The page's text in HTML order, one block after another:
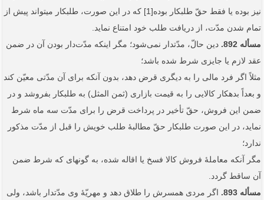
نیز بوده یا فقط حقّ طلبکار بوده[1] که در این صورت، طلبکار می‏تواند پیش از
تمام شدن مدّت، از دریافت طلب خود امتناع نماید.
مسأله 892.
دین حالّ، مدّت­دار نمی‌شود؛ مگر اینکه مدّت‌دار بودن آن در ضمن
عقد لازم یا جایزی شرط شده باشد؛
مثلاً اگر فرد مالی را به دیگری قرض دهد، بدون آنکه برای آن مدّتی معیّن کند
و بعداً بدهکار کالایی را به قیمت بازاری (ثمن المثل) به طلبکار بفروشد و در
ضمن این فروش، حقّ تأخیر در پرداخت قرض را برای مدّت سه ماه شرط
نماید، در این صورت طلبکار حقّ مطالبۀ طلب خویش را قبل از مدّت مذکور
ندارد؛
مگر آنکه معاملۀ فروش کالا فسخ یا اقاله شده، به گونه­ای که شرط ضمن
آن ساقط گردد.
مسأله 893.
اگر مردی همسرش را طلاق دهد و مهریّۀ وی مدّت­دار باشد، ولی